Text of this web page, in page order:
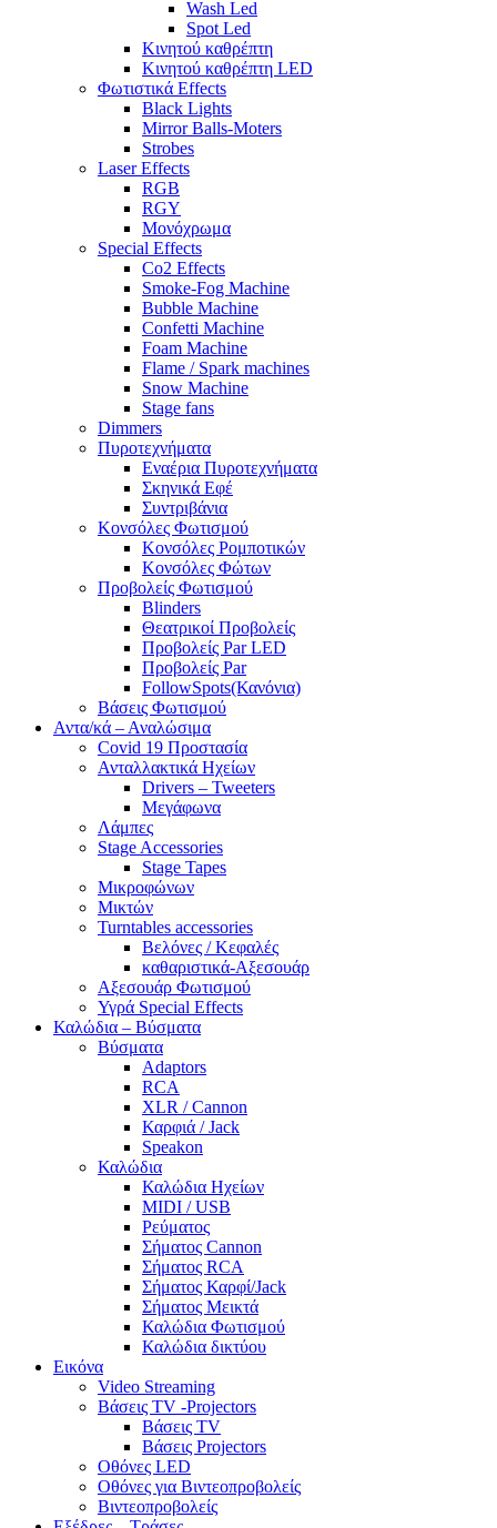
Wash Led
Spot Led
Κινητού καθρέπτη
Κινητού καθρέπτη LED
Φωτιστικά Effects
Black Lights
Mirror Balls-Moters
Strobes
Laser Effects
RGB
RGY
Μονόχρωμα
Special Effects
Co2 Effects
Smoke-Fog Machine
Bubble Machine
Confetti Machine
Foam Machine
Flame / Spark machines
Snow Machine
Stage fans
Dimmers
Πυροτεχνήματα
Εναέρια Πυροτεχνήματα
Σκηνικά Εφέ
Συντριβάνια
Κονσόλες Φωτισμού
Κονσόλες Ρομποτικών
Κονσόλες Φώτων
Προβολείς Φωτισμού
Blinders
Θεατρικοί Προβολείς
Προβολείς Par LED
Προβολείς Par
FollowSpots(Κανόνια)
Βάσεις Φωτισμού
Αντα/κά – Αναλώσιμα
Covid 19 Προστασία
Ανταλλακτικά Ηχείων
Drivers – Tweeters
Μεγάφωνα
Λάμπες
Stage Accessories
Stage Tapes
Μικροφώνων
Μικτών
Turntables accessories
Βελόνες / Κεφαλές
καθαριστικά-Αξεσουάρ
Αξεσουάρ Φωτισμού
Υγρά Special Effects
Καλώδια – Βύσματα
Βύσματα
Adaptors
RCA
XLR / Cannon
Καρφιά / Jack
Speakon
Καλώδια
Καλώδια Ηχείων
MIDI / USB
Ρεύματος
Σήματος Cannon
Σήματος RCA
Σήματος Καρφί/Jack
Σήματος Μεικτά
Καλώδια Φωτισμού
Καλώδια δικτύου
Εικόνα
Video Streaming
Βάσεις TV -Projectors
Βάσεις TV
Βάσεις Projectors
Οθόνες LED
Οθόνες για Βιντεοπροβολείς
Βιντεοπροβολείς